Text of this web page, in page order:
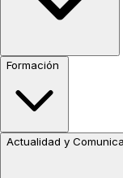
Formación
Actualidad y